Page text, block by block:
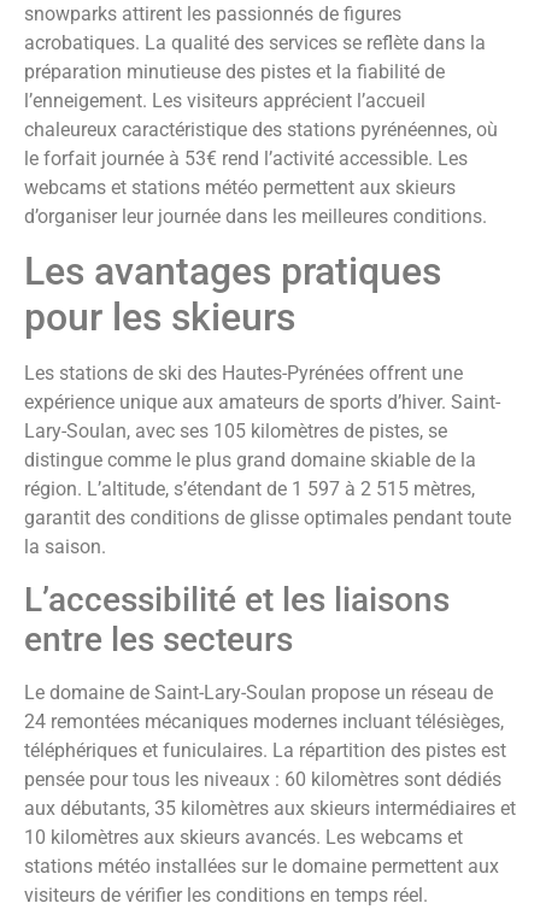
snowparks attirent les passionnés de figures
acrobatiques. La qualité des services se reflète dans la
préparation minutieuse des pistes et la fiabilité de
l’enneigement. Les visiteurs apprécient l’accueil
chaleureux caractéristique des stations pyrénéennes, où
le forfait journée à 53€ rend l’activité accessible. Les
webcams et stations météo permettent aux skieurs
d’organiser leur journée dans les meilleures conditions.
Les avantages pratiques
pour les skieurs
Les stations de ski des Hautes-Pyrénées offrent une
expérience unique aux amateurs de sports d’hiver. Saint-
Lary-Soulan, avec ses 105 kilomètres de pistes, se
distingue comme le plus grand domaine skiable de la
région. L’altitude, s’étendant de 1 597 à 2 515 mètres,
garantit des conditions de glisse optimales pendant toute
la saison.
L’accessibilité et les liaisons
entre les secteurs
Le domaine de Saint-Lary-Soulan propose un réseau de
24 remontées mécaniques modernes incluant télésièges,
téléphériques et funiculaires. La répartition des pistes est
pensée pour tous les niveaux : 60 kilomètres sont dédiés
aux débutants, 35 kilomètres aux skieurs intermédiaires et
10 kilomètres aux skieurs avancés. Les webcams et
stations météo installées sur le domaine permettent aux
visiteurs de vérifier les conditions en temps réel.